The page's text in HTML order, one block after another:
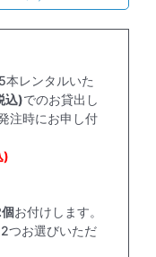
レンタルいた
込)でのお貸出し
注時にお申し付
)
お付けします。
つお選びいただ